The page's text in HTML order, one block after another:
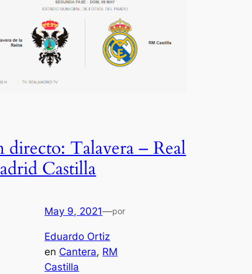
directo: Talavera – Real
Castilla
May 9, 2021—por
Eduardo Ortiz
en Cantera, RM
Castilla